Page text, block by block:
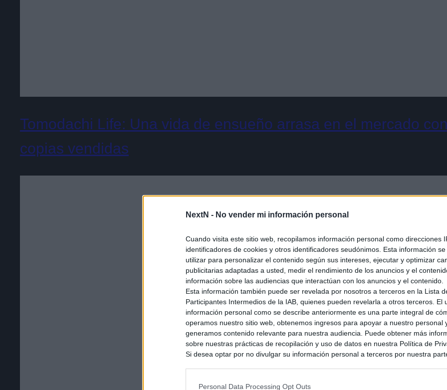
NextN - No vender mi información personal
Cuando visita este sitio web, recopilamos información personal como direcciones
identificadores de cookies y otros identificadores seudónimos. Esta información
utilizar para personalizar el contenido según sus intereses, ejecutar y optimizar
publicitarias adaptadas a usted, medir el rendimiento de los anuncios y el
información sobre las audiencias que interactúan con los anuncios y el contenido.
Esta información también puede ser revelada por nosotros a terceros en la Lista
Participantes Intermedios de la IAB, quienes pueden revelarla a otros terceros. El
información personal como se describe anteriormente es una parte integral de
operamos nuestro sitio web, obtenemos ingresos para apoyar a nuestro personal
generamos contenido relevante para nuestra audiencia. Puede obtener más
sobre nuestras prácticas de recopilación y uso de datos en nuestra Política de
Si desea optar por no divulgar su información personal a terceros por nuestra
intereses basados en la información personal utilizada por nosotros o en
Personal Data Processing Opt Outs
Tomodachi Life: Una vida de ensueño arrasa en el mercado
copias vendidas